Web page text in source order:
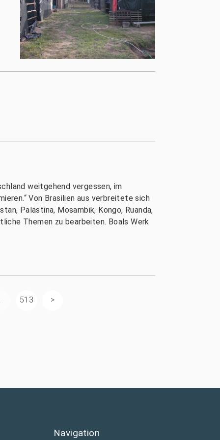
weitgehend vergessen, im
Von Brasilien aus verbreitete sich
Palästina, Mosambik, Kongo, Ruanda,
Themen zu bearbeiten. Boals Werk
513
Navigation